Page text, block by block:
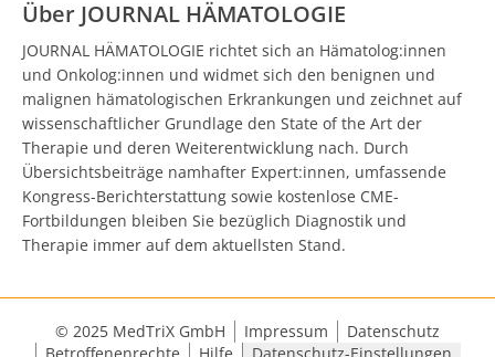
Über JOURNAL HÄMATOLOGIE
JOURNAL HÄMATOLOGIE richtet sich an Hämatolog:innen
und Onkolog:innen und widmet sich den benignen und
malignen hämatologischen Erkrankungen und zeichnet auf
wissenschaftlicher Grundlage den State of the Art der
Therapie und deren Weiterentwicklung nach. Durch
Übersichtsbeiträge namhafter Expert:innen, umfassende
Kongress-Berichterstattung sowie kostenlose CME-
Fortbildungen bleiben Sie bezüglich Diagnostik und
Therapie immer auf dem aktuellsten Stand.
© 2025 MedTriX GmbH Impressum
Datenschutz